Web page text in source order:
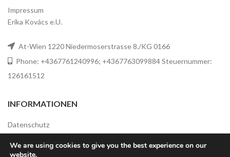
Impressum
Erika Kovács e.U.
At-Wien 1220 Niedermoserstrasse 8./KG 0166
Phone: +4367761240996; +4367763099884 Steuernummer:
126161512
INFORMATIONEN
Datenschutz
Widerrufsbelehrung
We are using cookies to give you the best experience on our
website.